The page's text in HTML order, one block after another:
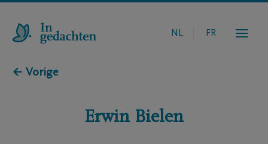
NL FR
← Vorige
Erwin Bielen